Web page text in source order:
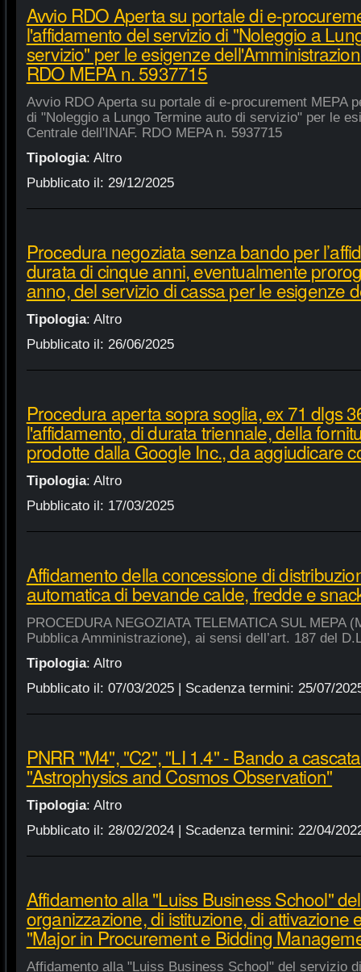
Avvio RDO Aperta su portale di e-
l'affidamento del servizio di "Noleggio a
servizio" per le esigenze
RDO MEPA n. 5937715
Avvio RDO Aperta su portale di e-procurement MEPA
di "Noleggio a Lungo Termine auto di servizio" per le
Centrale dell'INAF. RDO MEPA n. 5937715
Tipologia: Altro
Pubblicato il: 29/12/2025
Procedura negoziata senza bando per
durata di cinque anni, eventualmente
anno, del servizio di cassa per le esigenze
Tipologia: Altro
Pubblicato il: 26/06/2025
Procedura aperta sopra soglia, ex 71 dlgs
l'affidamento, di durata triennale, della
prodotte dalla Google Inc., da aggiudicare
Tipologia: Altro
Pubblicato il: 17/03/2025
Affidamento della concessione di
automatica di bevande calde, fredde e
PROCEDURA NEGOZIATA TELEMATICA SUL MEPA
Pubblica Amministrazione), ai sensi dell’art. 187 del
Tipologia: Altro
Pubblicato il: 07/03/2025| Scadenza termini: 25/07/
PNRR "M4", "C2", "LI 1.4" - Bando a
"Astrophysics and Cosmos Observation"
Tipologia: Altro
Pubblicato il: 28/02/2024| Scadenza termini: 22/04/
Affidamento alla "Luiss Business School"
organizzazione, di istituzione, di attivazione
"Major in Procurement e Bidding
Affidamento alla "Luiss Business School" del servizio